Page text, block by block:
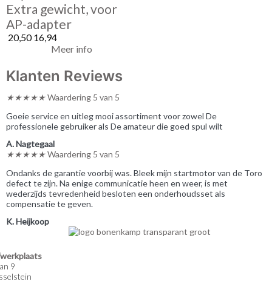
Extra gewicht, voor
AP-adapter
20,5016,94
Meer info
Klanten Reviews
★★★★★Waardering 5 van 5
Goeie service en uitleg mooi assortiment voor zowel De
professionele gebruiker als De amateur die goed spul wilt
A. Nagtegaal
★★★★★Waardering 5 van 5
Ondanks de garantie voorbij was. Bleek mijn startmotor van de Toro
defect te zijn. Na enige communicatie heen en weer, is met
wederzijds tevredenheid besloten een onderhoudsset als
compensatie te geven.
K. Heijkoop
9